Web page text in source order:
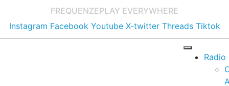
FREQUENZEPLAY EVERYWHERE
Instagram Facebook Youtube X-twitter Threads Tiktok
Radio